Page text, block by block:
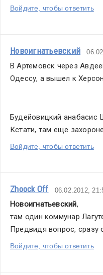
Войдите, чтобы ответить
Новоигнатьевский
В Артемовск через
Одессу, а вышел к
Будейовицкий анабасис
Кстати, там еще
Войдите, чтобы ответить
Zhoock Off 06.02.2012,
Новоигнатьевский,
там один коммунар
Предвидя вопрос, сразу
Войдите, чтобы ответить